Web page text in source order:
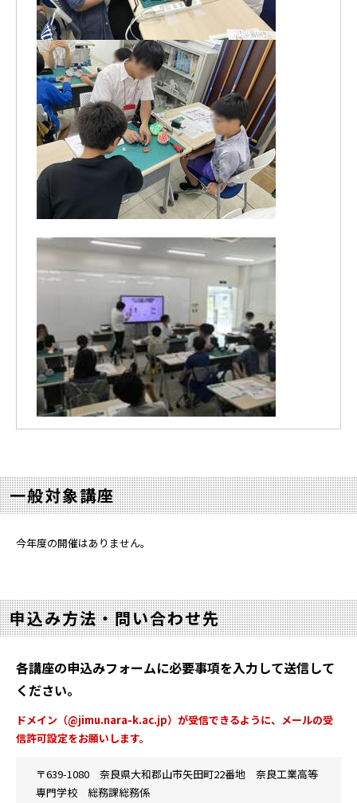
一般対象講座
今年度の開催はありません。
申込み方法・問い合わせ先
各講座の申込みフォームに必要事項を入力して送信して
ください。
ドメイン（@jimu.nara-k.ac.jp）が受信できるように、メールの受
信許可設定をお願いします。
〒639-1080 奈良県大和郡山市矢田町22番地 奈良工業高等
専門学校 総務課総務係